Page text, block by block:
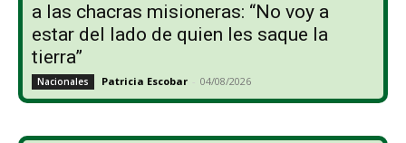
a las chacras misioneras: “No voy a
estar del lado de quien les saque la
tierra”
Nacionales Patricia Escobar - 04/08/2026